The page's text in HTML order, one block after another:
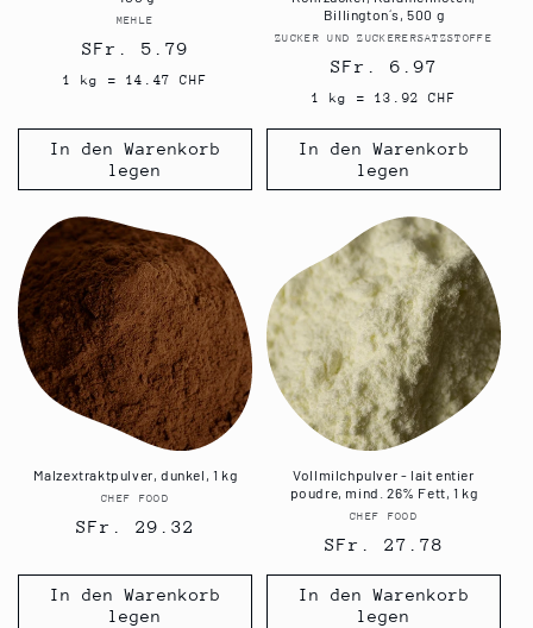
Anbieter:
MEHLE
Normaler
Preis
SFr. 5.79
1 kg = 14.47 CHF
In den Warenkorb
legen
Billington´s, 500 g
Anbieter:
ZUCKER UND ZUCKERERSATZSTOFFE
Normaler
Preis
SFr. 6.97
1 kg = 13.92 CHF
In den Warenkorb
legen
Malzextraktpulver, dunkel, 1 kg
Anbieter:
CHEF FOOD
Normaler
SFr. 29.32
In den Warenkorb
legen
Vollmilchpulver - lait entier
poudre, mind. 26% Fett, 1 kg
Anbieter:
CHEF FOOD
Normaler
Preis
SFr. 27.78
In den Warenkorb
legen